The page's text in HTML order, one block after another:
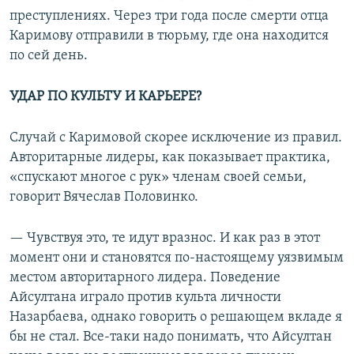
преступлениях. Через три года после смерти отца
Каримову отправили в тюрьму, где она находится
по сей день.
УДАР ПО КУЛЬТУ И КАРЬЕРЕ?
Случай с Каримовой скорее исключение из правил.
Авторитарные лидеры, как показывает практика,
«спускают многое с рук» членам своей семьи,
говорит Вячеслав Половинко.
— Чувствуя это, те идут вразнос. И как раз в этот
момент они и становятся по-настоящему уязвимым
местом авторитарного лидера. Поведение
Айсултана играло против культа личности
Назарбаева, однако говорить о решающем вкладе я
бы не стал. Все-таки надо понимать, что Айсултан